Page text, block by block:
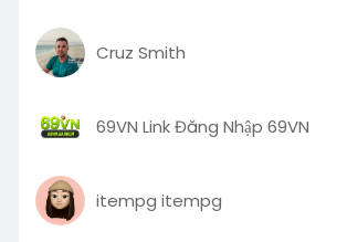
Cruz Smith
69VN Link Đăng Nhập 69VN
itempg itempg